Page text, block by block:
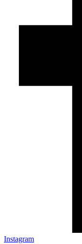
Instagram